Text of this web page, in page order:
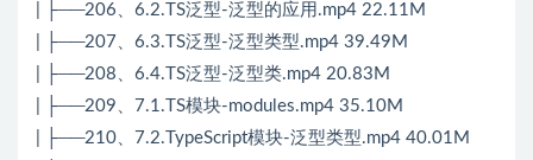
| ├──206、6.2.TS泛型-泛型的应用.mp4 22.11M
| ├──207、6.3.TS泛型-泛型类型.mp4 39.49M
| ├──208、6.4.TS泛型-泛型类.mp4 20.83M
| ├──209、7.1.TS模块-modules.mp4 35.10M
| ├──210、7.2.TypeScript模块-泛型类型.mp4 40.01M